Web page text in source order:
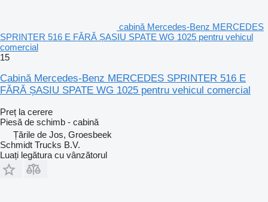
cabină Mercedes-Benz MERCEDES
SPRINTER 516 E FĂRĂ ȘASIU SPATE WG 1025 pentru vehicul
comercial
15
Cabină Mercedes-Benz MERCEDES SPRINTER 516 E
FĂRĂ ȘASIU SPATE WG 1025 pentru vehicul comercial
Preț la cerere
Piesă de schimb - cabină
Țările de Jos, Groesbeek
Schmidt Trucks B.V.
Luați legătura cu vânzătorul